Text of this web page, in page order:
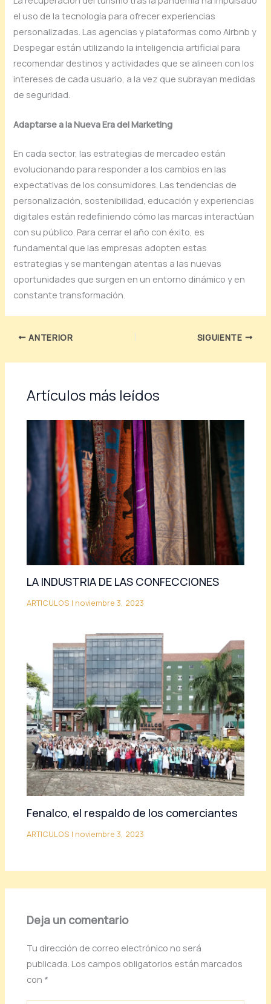
el uso de la tecnología para ofrecer experiencias
personalizadas. Las agencias y plataformas como Airbnb y
Despegar están utilizando la inteligencia artificial para
recomendar destinos y actividades que se alineen con los
intereses de cada usuario, a la vez que subrayan medidas
de seguridad.
Adaptarse a la Nueva Era del Marketing
En cada sector, las estrategias de mercadeo están
evolucionando para responder a los cambios en las
expectativas de los consumidores. Las tendencias de
personalización, sostenibilidad, educación y experiencias
digitales están redefiniendo cómo las marcas interactúan
con su público. Para cerrar el año con éxito, es
fundamental que las empresas adopten estas
estrategias y se mantengan atentas a las nuevas
oportunidades que surgen en un entorno dinámico y en
constante transformación.
ANTERIOR SIGUIENTE
Artículos más leídos
LA INDUSTRIA DE LAS CONFECCIONES
ARTICULOS | noviembre 3, 2023
Fenalco, el respaldo de los comerciantes
ARTICULOS | noviembre 3, 2023
Deja un comentario
Tu dirección de correo electrónico no será
publicada. Los campos obligatorios están marcados
con *